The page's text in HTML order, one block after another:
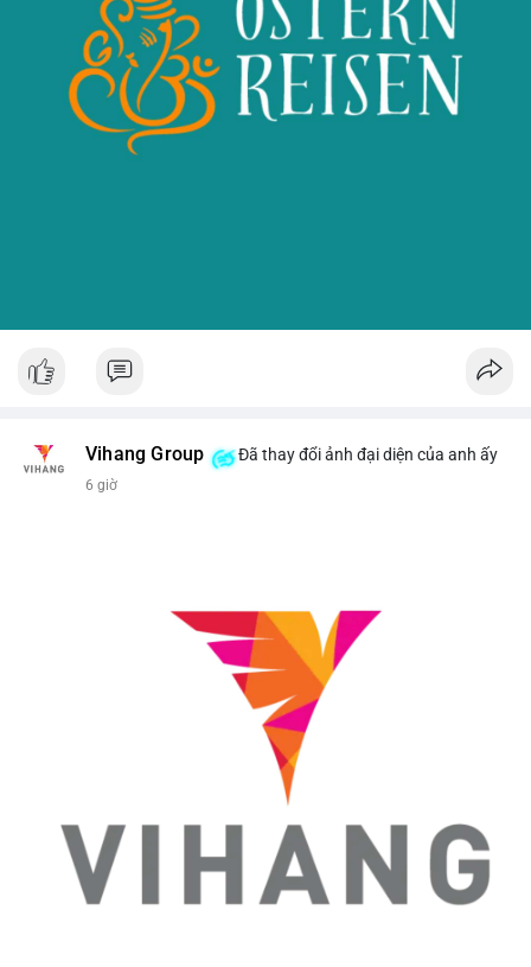
Vihang Group Đã thay đổi ảnh đại diện của anh ấy
6 giờ